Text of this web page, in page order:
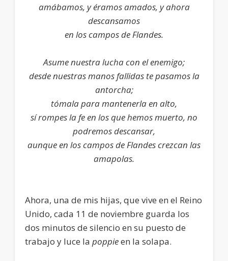
amábamos, y éramos amados, y ahora
descansamos
en los campos de Flandes.
Asume nuestra lucha con el enemigo;
desde nuestras manos fallidas te pasamos la
antorcha;
tómala para mantenerla en alto,
sí rompes la fe en los que hemos muerto, no
podremos descansar,
aunque en los campos de Flandes crezcan las
amapolas.
Ahora, una de mis hijas, que vive en el Reino
Unido, cada 11 de noviembre guarda los
dos minutos de silencio en su puesto de
trabajo y luce la poppieen la solapa.